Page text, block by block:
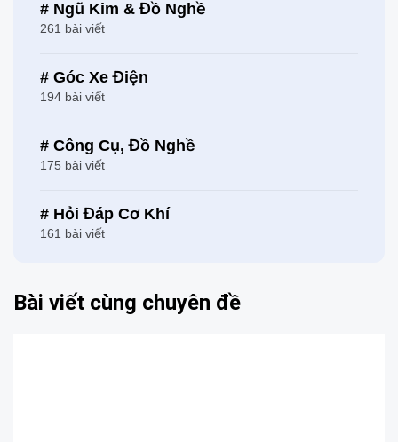
# Ngũ Kim & Đồ Nghề
261 bài viết
# Góc Xe Điện
194 bài viết
# Công Cụ, Đồ Nghề
175 bài viết
# Hỏi Đáp Cơ Khí
161 bài viết
Bài viết cùng chuyên đề